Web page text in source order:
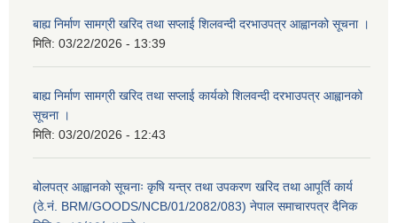
बाह्य निर्माण सामग्री खरिद तथा सप्लाई शिलवन्दी दरभाउपत्र आह्वानको सूचना ।
मिति: 03/22/2026 - 13:39
बाह्य निर्माण सामग्री खरिद तथा सप्लाई कार्यको शिलवन्दी दरभाउपत्र आह्वानको
सूचना ।
मिति: 03/20/2026 - 12:43
बोलपत्र आह्वानको सूचनाः कृषि यन्त्र तथा उपकरण खरिद तथा आपूर्ति कार्य
(ठे.नं. BRM/GOODS/NCB/01/2082/083) नेपाल समाचारपत्र दैनिक